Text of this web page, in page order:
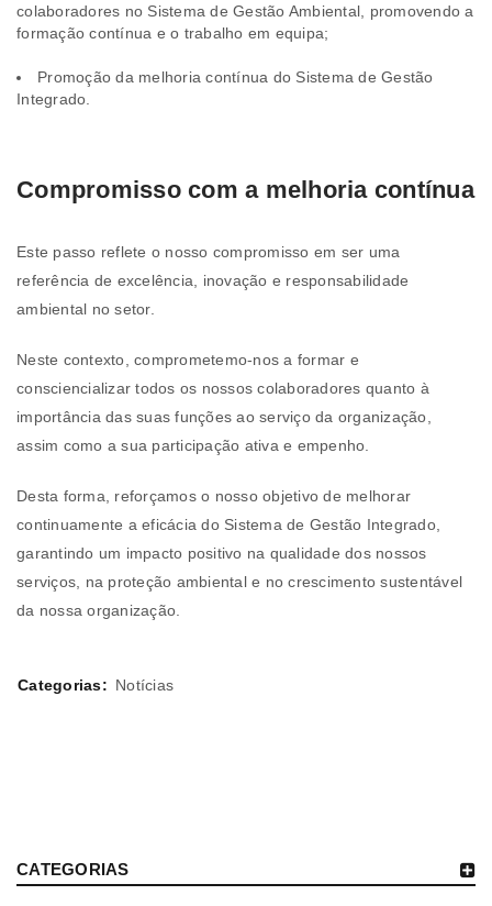
colaboradores no Sistema de Gestão Ambiental, promovendo a
formação contínua e o trabalho em equipa;
Promoção da melhoria contínua do Sistema de Gestão
Integrado.
Compromisso com a melhoria contínua
Este passo reflete o nosso compromisso em ser uma
referência de excelência, inovação e responsabilidade
ambiental no setor.
Neste contexto, comprometemo-nos a formar e
consciencializar todos os nossos colaboradores quanto à
importância das suas funções ao serviço da organização,
assim como a sua participação ativa e empenho.
Desta forma, reforçamos o nosso objetivo de melhorar
continuamente a eficácia do Sistema de Gestão Integrado,
garantindo um impacto positivo na qualidade dos nossos
serviços, na proteção ambiental e no crescimento sustentável
da nossa organização.
Categorias: Notícias
CATEGORIAS